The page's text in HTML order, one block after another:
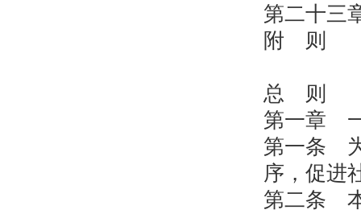
第二十
附 则
总 则
第一章
第一条
序，促进
第二条